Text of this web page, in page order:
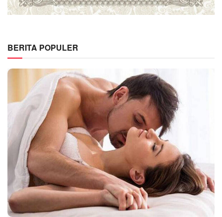
BERITA POPULER